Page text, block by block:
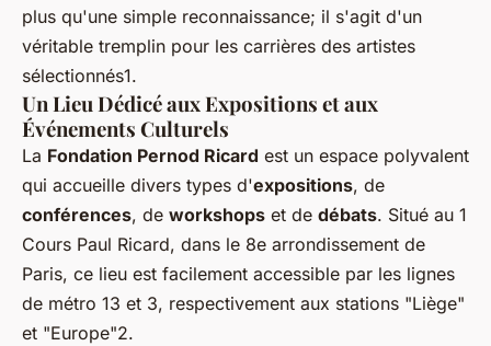
plus qu'une simple reconnaissance; il s'agit d'un
véritable tremplin pour les carrières des artistes
sélectionnés1.
Un Lieu Dédicé aux Expositions et aux
Événements Culturels
La Fondation Pernod Ricard est un espace polyvalent
qui accueille divers types d'expositions, de
conférences, de workshops et de débats. Situé au 1
Cours Paul Ricard, dans le 8e arrondissement de
Paris, ce lieu est facilement accessible par les lignes
de métro 13 et 3, respectivement aux stations "Liège"
et "Europe"2.